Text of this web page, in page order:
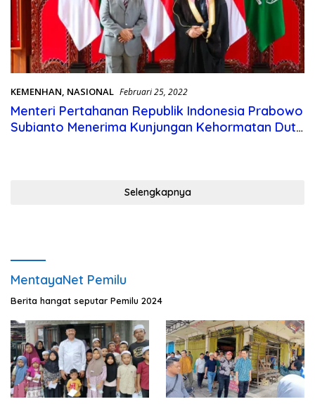
KEMENHAN, NASIONAL Februari 25, 2022
Menteri Pertahanan Republik Indonesia Prabowo
Subianto Menerima Kunjungan Kehormatan Duta
Selengkapnya
MentayaNet Pemilu
Berita hangat seputar Pemilu 2024